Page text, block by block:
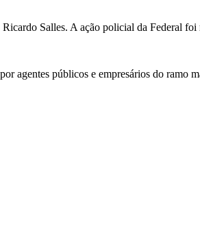
Salles. A ação policial da Federal foi
agentes públicos e empresários do ramo